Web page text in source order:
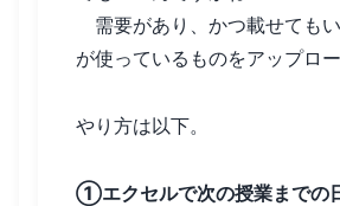
需要があり、かつ載せても
が使っているものをアップロー
やり方は以下。
①エクセルで次の授業までの